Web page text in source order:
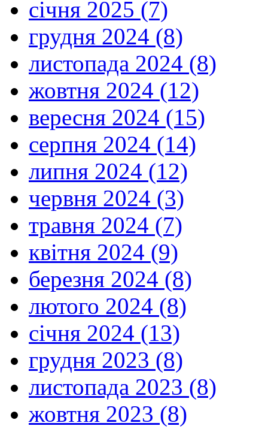
січня 2025 (7)
грудня 2024 (8)
листопада 2024 (8)
жовтня 2024 (12)
вересня 2024 (15)
серпня 2024 (14)
липня 2024 (12)
червня 2024 (3)
травня 2024 (7)
квітня 2024 (9)
березня 2024 (8)
лютого 2024 (8)
січня 2024 (13)
грудня 2023 (8)
листопада 2023 (8)
жовтня 2023 (8)